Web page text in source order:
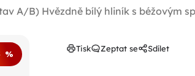
A/B) Hvězdně bílý hliník s béžovým
%
Tisk Zeptat se Sdílet